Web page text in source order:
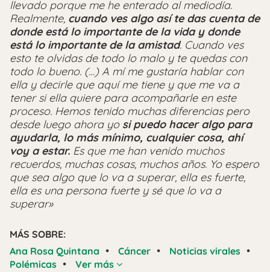
llevado porque me he enterado al mediodía.
Realmente, cuando ves algo así te das cuenta de
donde está lo importante de la vida y donde
está lo importante de la amistad. Cuando ves
esto te olvidas de todo lo malo y te quedas con
todo lo bueno. (…) A mí me gustaría hablar con
ella y decirle que aquí me tiene y que me va a
tener si ella quiere para acompañarle en este
proceso. Hemos tenido muchas diferencias pero
desde luego ahora yosi puedo hacer algo para
ayudarla, lo más mínimo, cualquier cosa, ahí
voy a estar. Es que me han venido muchos
recuerdos, muchas cosas, muchos años. Yo espero
que sea algo que lo va a superar, ella es fuerte,
ella es una persona fuerte y sé que lo va a
superar»
MÁS SOBRE:
Ana Rosa Quintana • Cáncer • Noticias virales •
Polémicas • Ver más